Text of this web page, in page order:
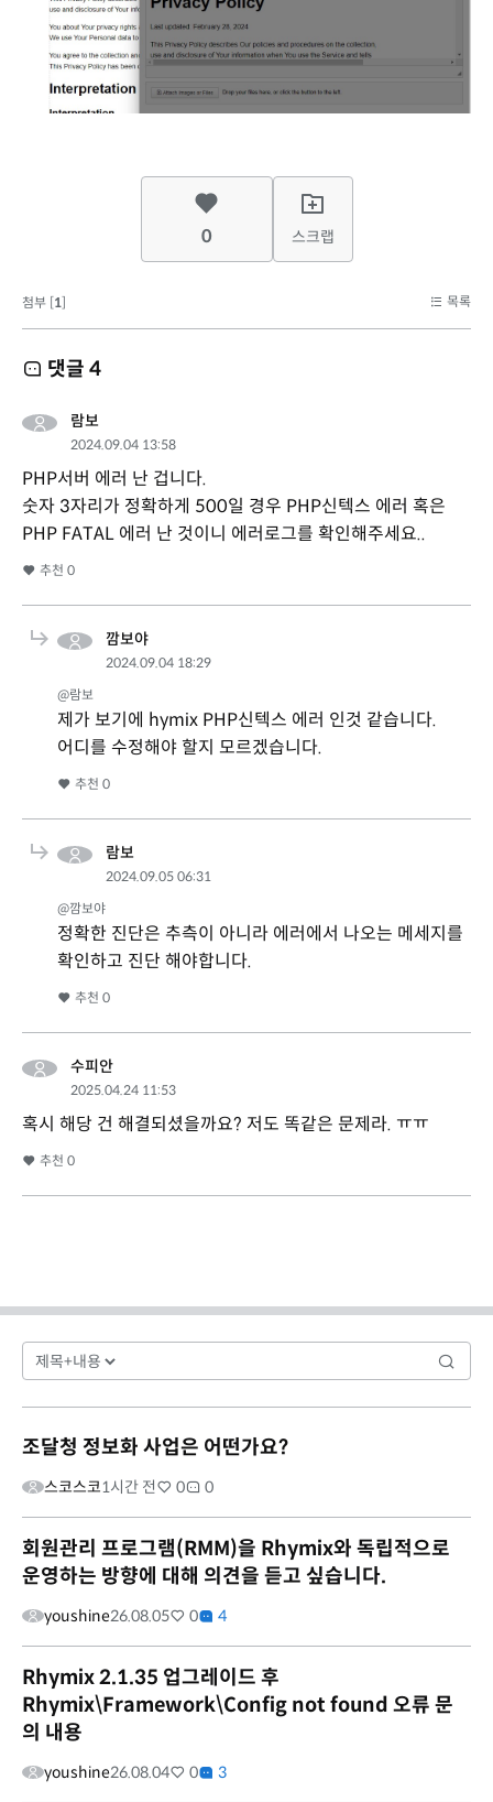
0 스크랩
첨부 [1] 목록
댓글 4
람보
2024.09.04 13:58
PHP서버 에러 난 겁니다.
숫자 3자리가 정확하게 500일 경우 PHP신텍스 에러 혹은
PHP FATAL 에러 난 것이니 에러로그를 확인해주세요..
추천 0
깜보야
2024.09.04 18:29
@람보
제가 보기에 hymix PHP신텍스 에러 인것 같습니다.
어디를 수정해야 할지 모르겠습니다.
추천 0
람보
2024.09.05 06:31
@깜보야
정확한 진단은 추측이 아니라 에러에서 나오는 메세지를
확인하고 진단 해야합니다.
추천 0
수피안
2025.04.24 11:53
혹시 해당 건 해결되셨을까요? 저도 똑같은 문제라. ㅠㅠ
추천 0
조달청 정보화 사업은 어떤가요?
스코스코1시간 전 0 0
회원관리 프로그램(RMM)을 Rhymix와 독립적으로
운영하는 방향에 대해 의견을 듣고 싶습니다.
youshine26.08.05 0 4
Rhymix 2.1.35 업그레이드 후
Rhymix\Framework\Config not found 오류 문
의 내용
youshine26.08.04 0 3